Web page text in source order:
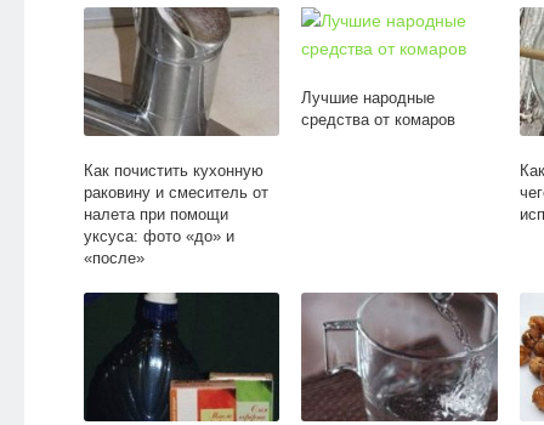
Как почистить кухонную
раковину и смеситель от
налета при помощи
уксуса: фото «до» и
«после»
Лучшие народные
средства от комаров